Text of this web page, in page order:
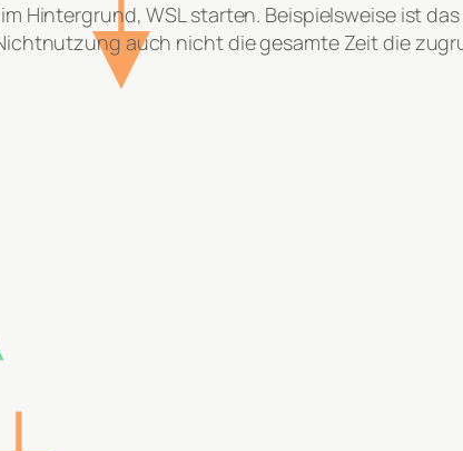
Hintergrund, WSL starten. Beispielsweise ist
auch nicht die gesamte Zeit die